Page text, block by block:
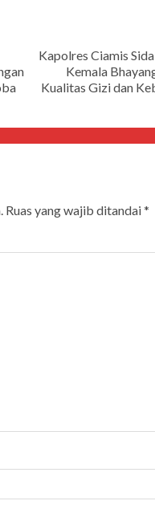
Kapolres Ciamis
Kemala
Kualitas Gizi dan
Ruas yang wajib ditandai*